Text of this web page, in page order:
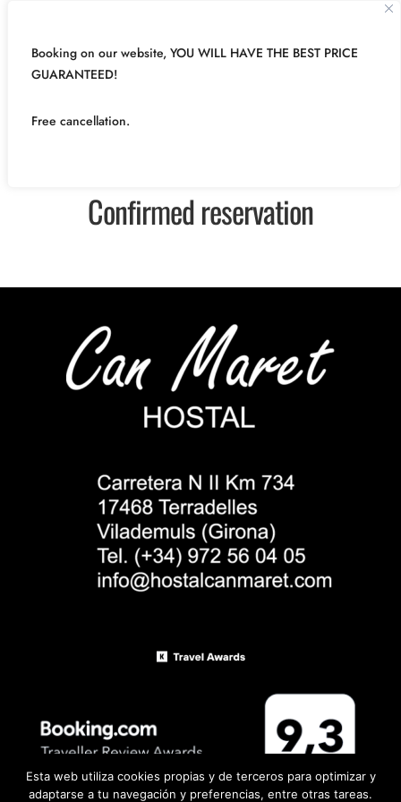
Booking on our website, YOU WILL HAVE THE BEST PRICE
GUARANTEED!
Free cancellation.
Confirmed reservation
Esta web utiliza cookies propias y de terceros para optimizar y
adaptarse a tu navegación y preferencias, entre otras tareas.